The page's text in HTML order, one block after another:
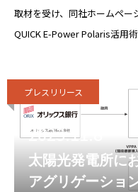
取材を受け、同社ホームペー
QUICK E-Power Polaris活用
プレスリリース
2023.11.8
太陽光発電所に
アグリゲーショ